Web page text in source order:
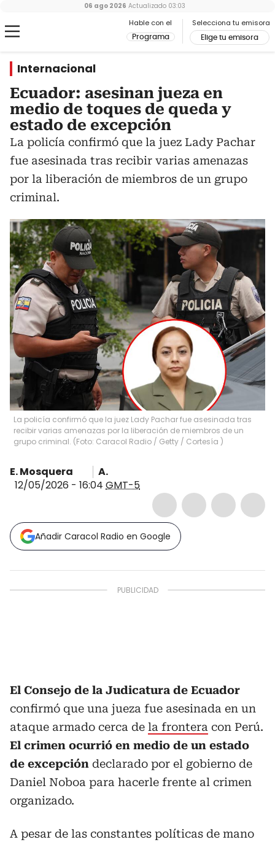
Hable con el
Programa
Selecciona tu emisora
Elige tu emisora
06 ago 2026 Actualizado 03:03
Internacional
Ecuador: asesinan jueza en
medio de toques de queda y
estado de excepción
La policía confirmó que la juez Lady Pachar
fue asesinada tras recibir varias amenazas
por la liberación de miembros de un grupo
criminal.
La policía confirmó que la juez Lady Pachar fue asesinada tras
recibir varias amenazas por la liberación de miembros de un
grupo criminal. (Foto: Caracol Radio / Getty / Cortesía )
E. Mosquera
A.
12/05/2026 - 16:04 GMT-5
Añadir Caracol Radio en Google
El Consejo de la Judicatura de Ecuador
confirmó que una jueza fue asesinada en un
ataque armado cerca de la frontera con Perú.
El crimen ocurrió en medio de un estado
de excepción declarado por el gobierno de
Daniel Noboa para hacerle frente al crimen
organizado.
A pesar de las constantes políticas de mano